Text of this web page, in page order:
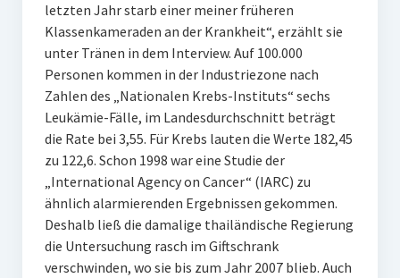
letzten Jahr starb einer meiner früheren
Klassenkameraden an der Krankheit“, erzählt sie
unter Tränen in dem Interview. Auf 100.000
Personen kommen in der Industriezone nach
Zahlen des „Nationalen Krebs-Instituts“ sechs
Leukämie-Fälle, im Landesdurchschnitt beträgt
die Rate bei 3,55. Für Krebs lauten die Werte 182,45
zu 122,6. Schon 1998 war eine Studie der
„International Agency on Cancer“ (IARC) zu
ähnlich alarmierenden Ergebnissen gekommen.
Deshalb ließ die damalige thailändische Regierung
die Untersuchung rasch im Giftschrank
verschwinden, wo sie bis zum Jahr 2007 blieb. Auch